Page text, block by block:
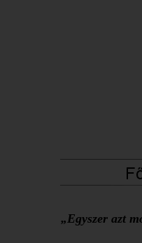
„Egyszer azt